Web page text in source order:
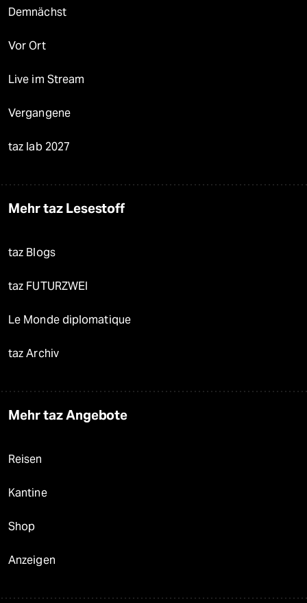
Demnächst
Vor Ort
Live im Stream
Vergangene
taz lab 2027
Mehr taz Lesestoff
taz Blogs
taz FUTURZWEI
Le Monde diplomatique
taz Archiv
Mehr taz Angebote
Reisen
Kantine
Shop
Anzeigen